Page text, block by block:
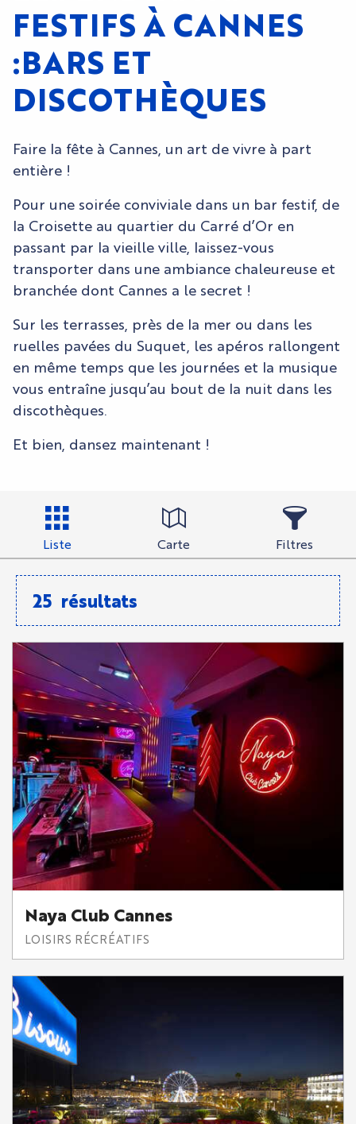
FESTIFS À CANNES
:BARS ET
DISCOTHÈQUES
Faire la fête à Cannes, un art de vivre à part
entière !
Pour une soirée conviviale dans un bar festif, de
la Croisette au quartier du Carré d’Or en
passant par la vieille ville, laissez-vous
transporter dans une ambiance chaleureuse et
branchée dont Cannes a le secret !
Sur les terrasses, près de la mer ou dans les
ruelles pavées du Suquet, les apéros rallongent
en même temps que les journées et la musique
vous entraîne jusqu’au bout de la nuit dans les
discothèques.
Et bien, dansez maintenant !
Liste Carte Filtres
25 résultats
Naya Club Cannes
LOISIRS RÉCRÉATIFS